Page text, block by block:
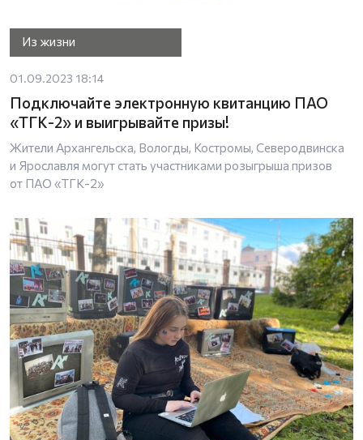
Из жизни
01.09.2023 18:14
Подключайте электронную квитанцию ПАО
«ТГК-2» и выигрывайте призы!
Жители Архангельска, Вологды, Костромы, Северодвинска
и Ярославля могут стать участниками розыгрыша призов
от ПАО «ТГК-2»